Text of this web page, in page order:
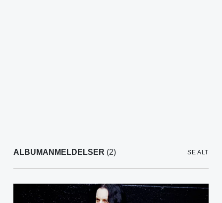
ALBUMANMELDELSER (2) SE ALT